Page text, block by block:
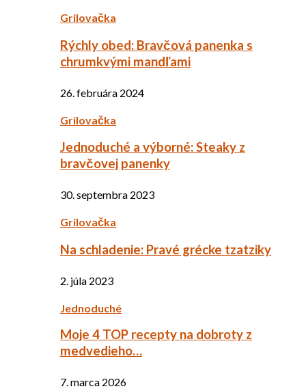
Grilovačka
Rýchly obed: Bravčová panenka s
chrumkvými mandľami
26. februára 2024
Grilovačka
Jednoduché a výborné: Steaky z
bravčovej panenky
30. septembra 2023
Grilovačka
Na schladenie: Pravé grécke tzatziky
2. júla 2023
Jednoduché
Moje 4 TOP recepty na dobroty z
medvedieho…
7. marca 2026